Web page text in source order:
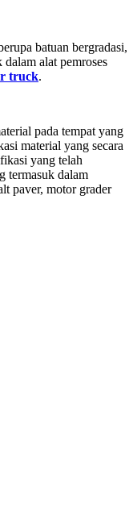
batuan bergradasi,
dalam alat pemroses
truck.
pada tempat yang
material yang secara
yang telah
termasuk dalam
paver, motor grader